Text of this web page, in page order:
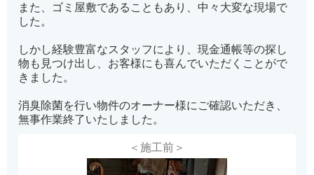
また、ゴミ屋敷であることもあり、中々大変な現場で
した。
しかし経験豊富なスタッフにより、現金通帳等の探し
物も見つけ出し、お客様にも喜んでいただくことがで
きました。
消臭除菌を行い物件のオーナー様にご確認いただき、
無事作業終了いたしました。
＜施工前＞